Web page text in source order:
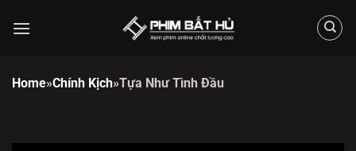
đến
Home»Chính Kịch»Tựa Như Tình Đầu